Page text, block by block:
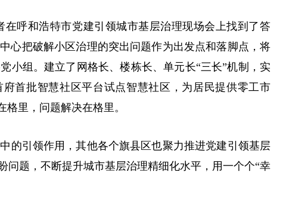
呼和浩特市党建引领城市基层治理现场会上找到了答
心把破解小区治理的突出问题作为出发点和落脚点，将
小组。建立了网格长、楼栋长、单元长“三长”机制，实
首批智慧社区平台试点智慧社区，为居民提供零工市
里，问题解决在格里。
引领作用，其他各个旗县区也聚力推进党建引领基层
题，不断提升城市基层治理精细化水平，用一个个“幸